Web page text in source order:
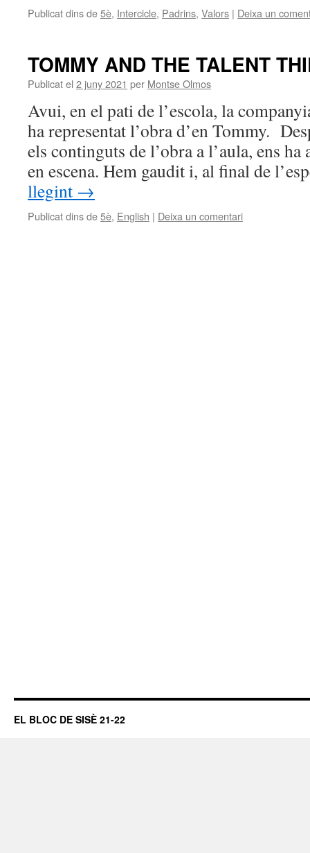
Publicat dins de5è, Intercicle, Padrins, Valors | Deixa un
TOMMY AND THE TALENT
Publicat el 2 juny 2021 per Montse Olmos
Avui, en el pati de l’escola, la
ha representat l’obra d’en Tommy.
els continguts de l’obra a l’aula, ens
en escena. Hem gaudit i, al final de
llegint →
Publicat dins de5è, English | Deixa un comentari
EL BLOC DE SISÈ 21-22